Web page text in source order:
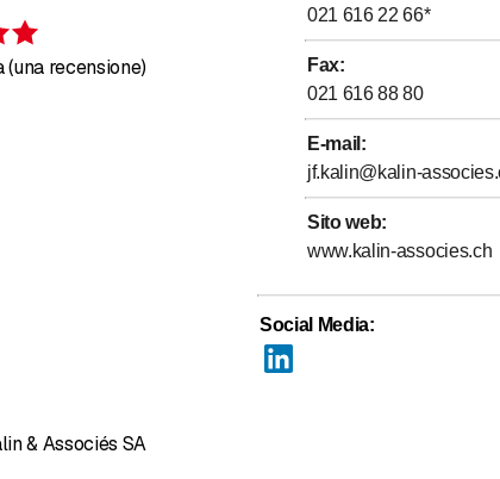
15 concorsi e ottenuto diversi posti d'onore. Questi
recensione)
021 616 22 66*
Fax:
021 616 88 80
E-mail :
jf.kalin@kalin-
Sito web:
www.kalin-associes.ch
Social Media:
& Associés SA